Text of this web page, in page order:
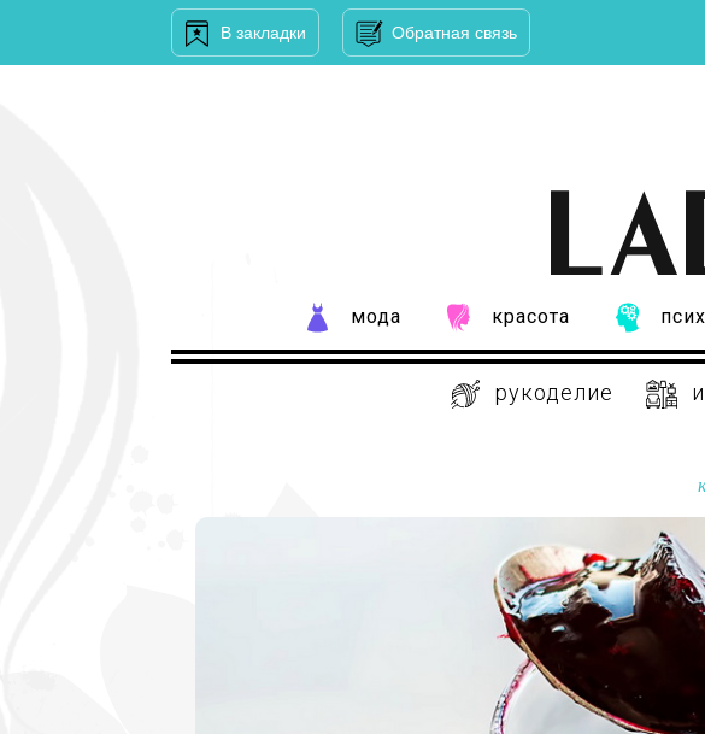
В закладки Обратная связь
мода красота
рукоделие